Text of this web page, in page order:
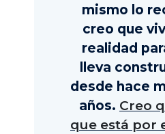
mismo lo
creo que
realidad
lleva
desde hace
años. Creo
que está por